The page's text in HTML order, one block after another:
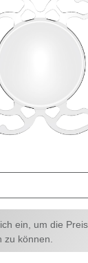
ein, um die
zu können.